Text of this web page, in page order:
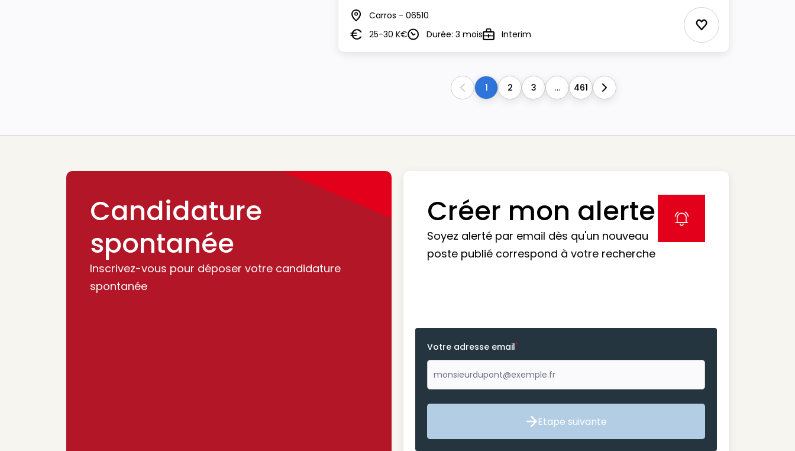
Lieu Carros - 06510
Salaire25-30 K€DuréeDurée: 3 moisTypeInterim Ajouter aux
Previous
1 2 3 ... 461 Next
Candidature
spontanée
Inscrivez-vous pour déposer votre candidature
spontanée
Créer mon alerte
Soyez alerté par email dès qu'un nouveau
poste publié correspond à votre recherche
label icon
Votre adresse email*
Etape suivante
Etape suivante